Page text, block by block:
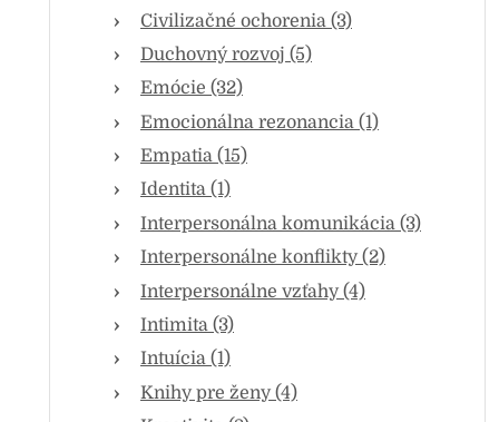
Civilizačné ochorenia (3)
Duchovný rozvoj (5)
Emócie (32)
Emocionálna rezonancia (1)
Empatia (15)
Identita (1)
Interpersonálna komunikácia (3)
Interpersonálne konflikty (2)
Interpersonálne vzťahy (4)
Intimita (3)
Intuícia (1)
Knihy pre ženy (4)